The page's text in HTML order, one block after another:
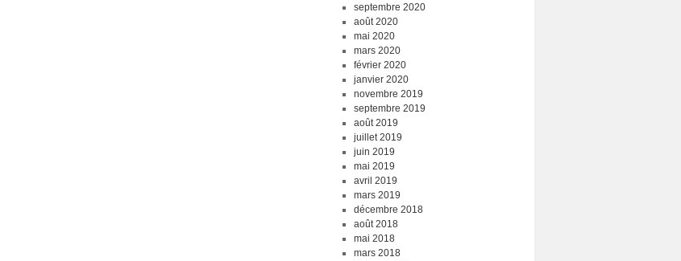
septembre 2020
août 2020
mai 2020
mars 2020
février 2020
janvier 2020
novembre 2019
septembre 2019
août 2019
juillet 2019
juin 2019
mai 2019
avril 2019
mars 2019
décembre 2018
août 2018
mai 2018
mars 2018